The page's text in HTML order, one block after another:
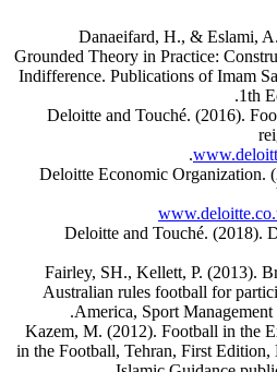
Danaeifard, H., & Eslami,
Grounded Theory in Practice:
Indifference. Publications of Imam
1th
Deloitte and Touché. (2016).
.
Deloitte Economic Organization.
Deloitte and Touché. (2018).
Fairley, SH., Kellett, P. (2013).
Australian rules football for
America, Sport
Kazem, M. (2012). Football in the
in the Football, Tehran, First